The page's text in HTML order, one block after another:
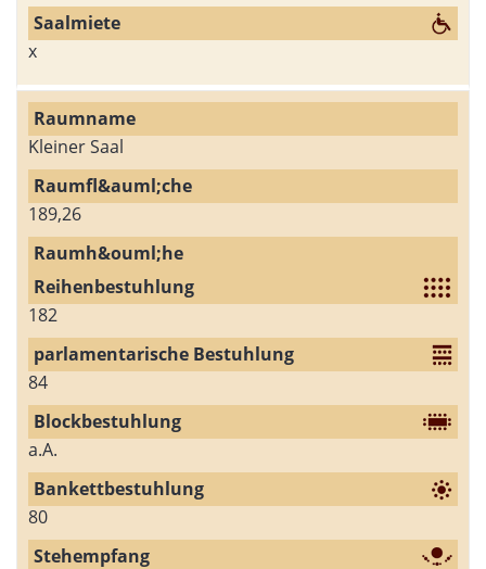
x
Kleiner Saal
189,26
182
84
a.A.
80